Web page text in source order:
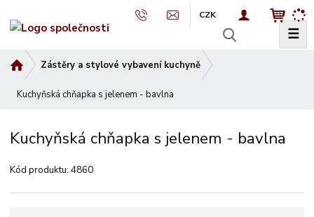
CZK
a
☰
v
o
í
t
Zástěry a stylové vybavení kuchyně
Kuchyňská chňapka s jelenem - bavlna
Kuchyňská chňapka s jelenem - bavlna
Kód produktu:4860